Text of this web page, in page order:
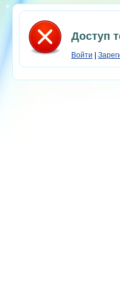
Доступ
Войти